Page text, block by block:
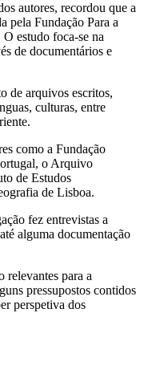
autores, recordou que a
pela Fundação Para a
estudo foca-se na
de documentários e
de arquivos escritos,
culturas, entre
como a Fundação
o Arquivo
de Estudos
de Lisboa.
fez entrevistas a
alguma documentação
relevantes para a
pressupostos contidos
perspetiva dos